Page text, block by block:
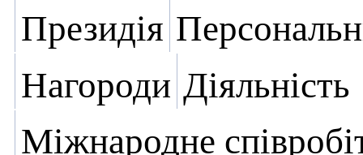
Президія
Нагороди Діяльність
Міжнародне